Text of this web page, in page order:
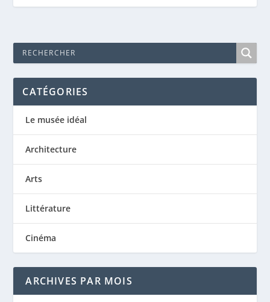
CATÉGORIES
Le musée idéal
Architecture
Arts
Littérature
Cinéma
ARCHIVES PAR MOIS